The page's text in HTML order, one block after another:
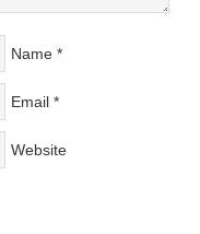
Name *
Email *
Website